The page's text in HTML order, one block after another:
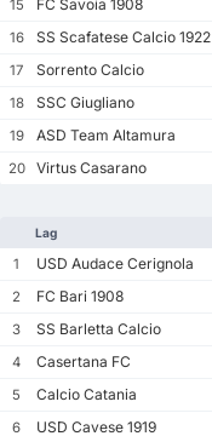
15 FC Savoia 1908
16
SS Scafatese Calcio 1922
17
Sorrento Calcio
18
SSC Giugliano
19
ASD Team Altamura
20
Virtus Casarano
Lag
1 USD Audace Cerignola
2
FC Bari 1908
3
SS Barletta Calcio
4
Casertana FC
5
Calcio Catania
6
USD Cavese 1919